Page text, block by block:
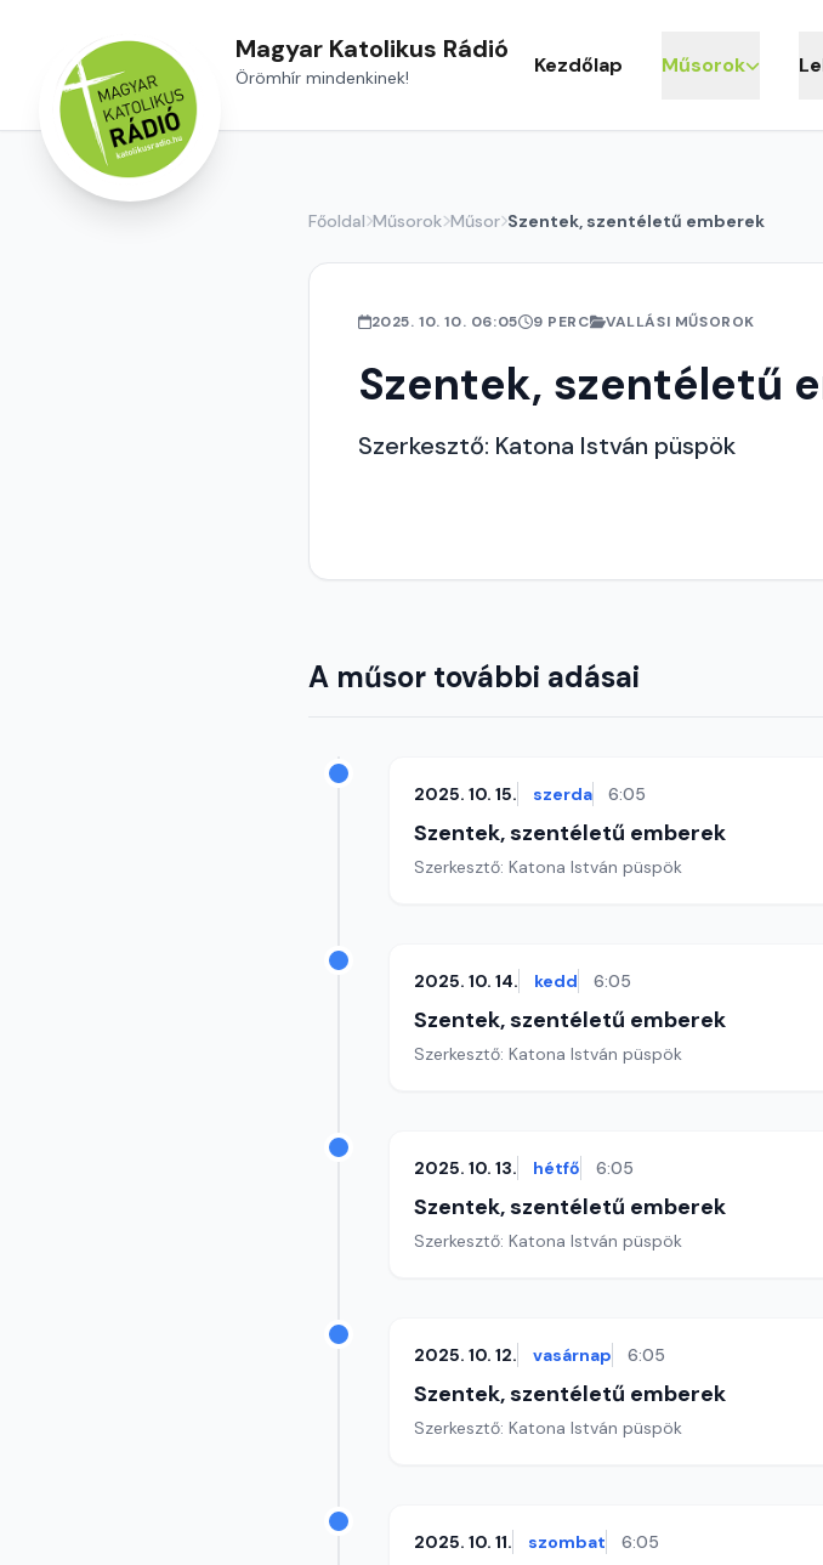
Magyar Katolikus Rádió
Örömhír mindenkinek! Kezdőlap Műsorok
Főoldal Műsorok Műsor Szentek, szentéletű emberek
2025. 10. 10. 06:05 9 PERC VALLÁSI MŰSOROK
Szentek, szentéletű
Szerkesztő: Katona István püspök
A műsor további adásai
2025. 10. 15. szerda 6:05
Szentek, szentéletű emberek
Szerkesztő: Katona István püspök
2025. 10. 14. kedd 6:05
Szentek, szentéletű emberek
Szerkesztő: Katona István püspök
2025. 10. 13. hétfő 6:05
Szentek, szentéletű emberek
Szerkesztő: Katona István püspök
2025. 10. 12. vasárnap 6:05
Szentek, szentéletű emberek
Szerkesztő: Katona István püspök
2025. 10. 11. szombat 6:05